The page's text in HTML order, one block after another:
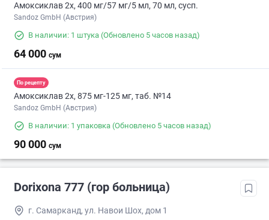
Амоксиклав 2х, 400 мг/57 мг/5 мл, 70 мл, сусп.
Sandoz GmbH (Австрия)
В наличии: 1 штука (Обновлено 5 часов назад)
64 000 сум
По рецепту
Амоксиклав 2х, 875 мг-125 мг, таб. №14
Sandoz GmbH (Австрия)
В наличии: 1 упаковка (Обновлено 5 часов назад)
90 000 сум
Dorixona 777 (гор больница)
г. Самарканд, ул. Навои Шох, дом 1